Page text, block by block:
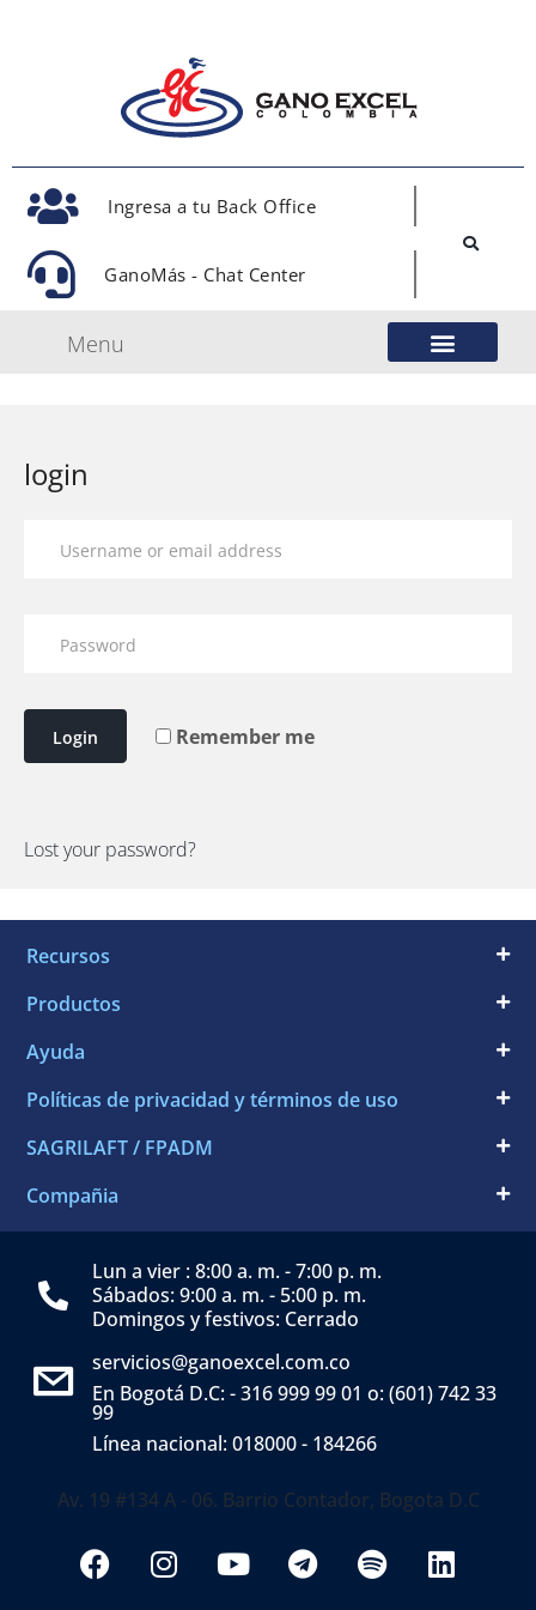
Ingresa a tu Back Office
GanoMás - Chat Center
Menu
login
Login Remember me
Lost your password?
Recursos
Productos
Ayuda
Políticas de privacidad y términos de uso
SAGRILAFT / FPADM
Compañia
Lun a vier : 8:00 a. m. - 7:00 p. m.
Sábados: 9:00 a. m. - 5:00 p. m.
Domingos y festivos: Cerrado
servicios@ganoexcel.com.co
En Bogotá D.C: - 316 999 99 01 o: (601) 742 33
99
Línea nacional: 018000 - 184266
Av. 19 #134 A - 06. Barrio Contador, Bogota D.C